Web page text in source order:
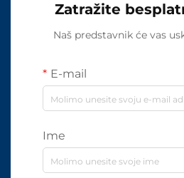
Zatražite
Naš predstavnik će vas
E-mail
Ime